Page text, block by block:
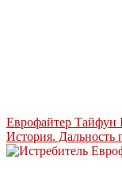
Еврофайтер Тайфун
История. Дальность